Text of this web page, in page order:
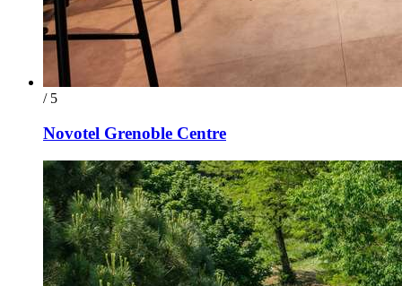
/ 5
Novotel Grenoble Centre